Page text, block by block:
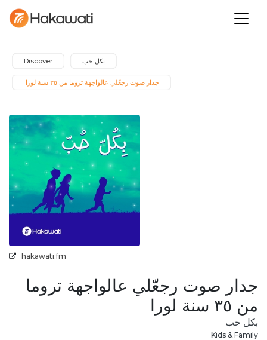
Discover بكل حب
جدار صوت رجعّلي عالواجهة تروما من ٣٥ سنة لورا
hakawati.fm
جدار صوت رجعّلي عالواجهة تروما
من ٣٥ سنة لورا
بكل حب
Kids & Family